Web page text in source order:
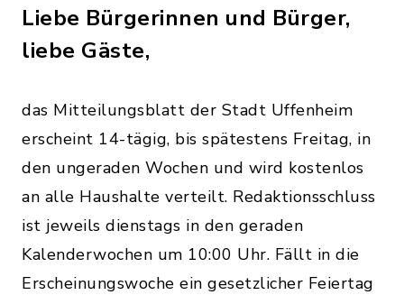
Liebe Bürgerinnen und Bürger,
liebe Gäste,
das Mitteilungsblatt der Stadt Uffenheim
erscheint 14-tägig, bis spätestens Freitag, in
den ungeraden Wochen und wird kostenlos
an alle Haushalte verteilt. Redaktionsschluss
ist jeweils dienstags in den geraden
Kalenderwochen um 10:00 Uhr. Fällt in die
Erscheinungswoche ein gesetzlicher Feiertag